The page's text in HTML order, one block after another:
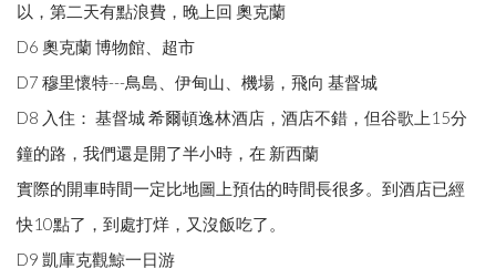
以，第二天有點浪費，晚上回 奧克蘭
D6 奧克蘭 博物館、超市
D7 穆里懷特---鳥島、伊甸山、機場，飛向 基督城
D8 入住： 基督城 希爾頓逸林酒店，酒店不錯，但谷歌上15分
鐘的路，我們還是開了半小時，在 新西蘭
實際的開車時間一定比地圖上預估的時間長很多。到酒店已經
快10點了，到處打烊，又沒飯吃了。
D9 凱庫克觀鯨一日游